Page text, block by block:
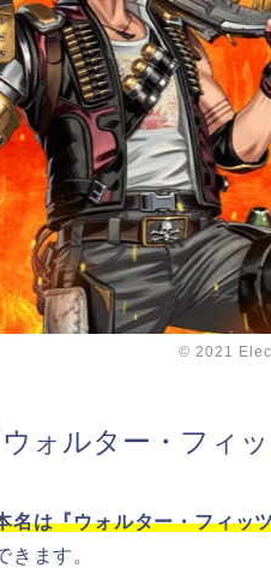
© 2021
ォルター・フィ
名は『ウォルター・フィッ
きます。